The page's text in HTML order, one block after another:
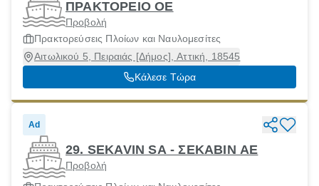
ΠΡΑΚΤΟΡΕΙΟ ΟΕ
Προβολή
Πρακτορεύσεις Πλοίων και Ναυλομεσίτες
Αιτωλικού 5, Πειραιάς [Δήμος], Αττική, 18545
Κάλεσε Τώρα
Ad
29. SEKAVIN SA - ΣΕΚΑΒΙΝ ΑΕ
Προβολή